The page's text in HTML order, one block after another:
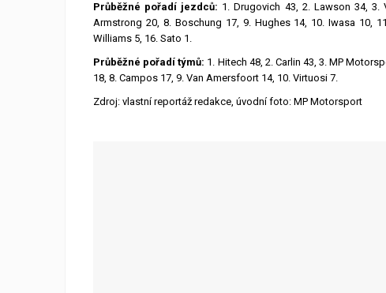
Průběžné pořadí jezdců: 1. Drugovich 43, 2. Lawson 34, 3.
Armstrong 20, 8. Boschung 17, 9. Hughes 14, 10. Iwasa 10,
Williams 5, 16. Sato 1.
Průběžné pořadí týmů: 1. Hitech 48, 2. Carlin 43, 3. MP
18, 8. Campos 17, 9. Van Amersfoort 14, 10. Virtuosi 7.
Zdroj: vlastní reportáž redakce, úvodní foto: MP Motorsport